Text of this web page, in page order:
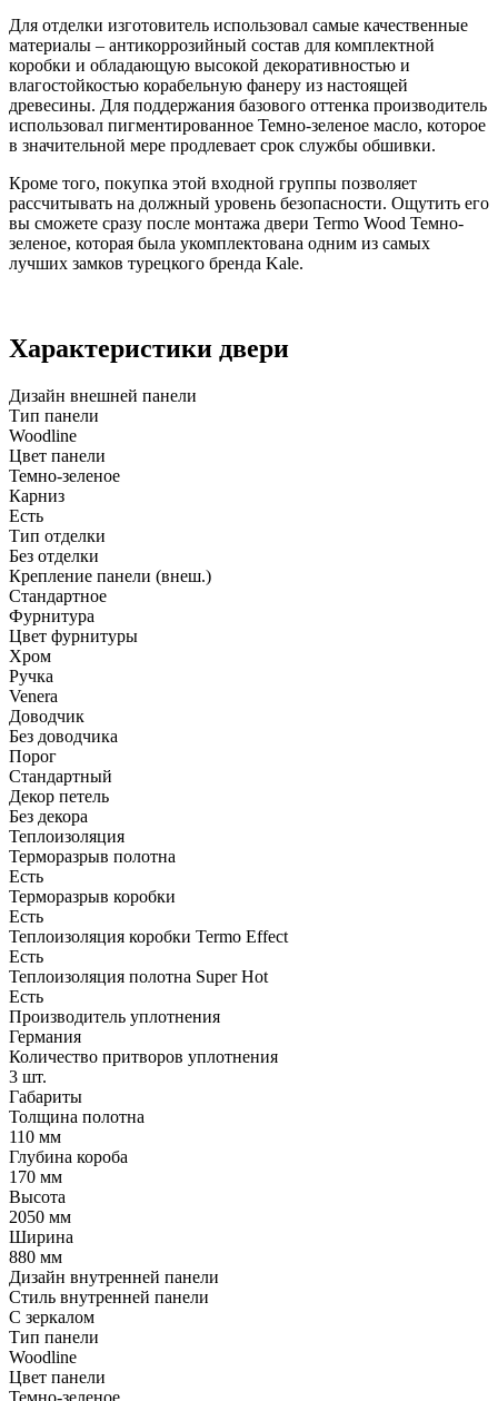
Для отделки изготовитель использовал самые качественные
материалы – антикоррозийный состав для комплектной
коробки и обладающую высокой декоративностью и
влагостойкостью корабельную фанеру из настоящей
древесины. Для поддержания базового оттенка производитель
использовал пигментированное Темно-зеленое масло, которое
в значительной мере продлевает срок службы обшивки.
Кроме того, покупка этой входной группы позволяет
рассчитывать на должный уровень безопасности. Ощутить его
вы сможете сразу после монтажа двери Termo Wood Темно-
зеленое, которая была укомплектована одним из самых
лучших замков турецкого бренда Kale.
Характеристики двери
Дизайн внешней панели
Тип панели
Woodline
Цвет панели
Темно-зеленое
Карниз
Есть
Тип отделки
Без отделки
Крепление панели (внеш.)
Стандартное
Фурнитура
Цвет фурнитуры
Хром
Ручка
Venera
Доводчик
Без доводчика
Порог
Стандартный
Декор петель
Без декора
Теплоизоляция
Терморазрыв полотна
Есть
Терморазрыв коробки
Есть
Теплоизоляция коробки Termo Effect
Есть
Теплоизоляция полотна Super Нot
Есть
Производитель уплотнения
Германия
Количество притворов уплотнения
3 шт.
Габариты
Толщина полотна
110 мм
Глубина короба
170 мм
Высота
2050 мм
Ширина
880 мм
Дизайн внутренней панели
Стиль внутренней панели
С зеркалом
Тип панели
Woodline
Цвет панели
Темно-зеленое